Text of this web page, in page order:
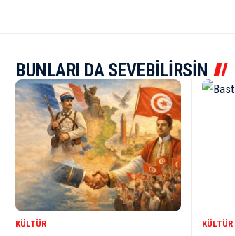
BUNLARI DA SEVEBİLİRSİN
KÜLTÜR KÜLTÜR